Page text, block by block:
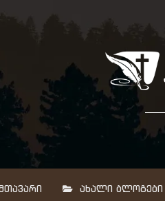
ᲐᲮᲐᲚᲘ ᲑᲚᲝᲒᲔᲑᲘ